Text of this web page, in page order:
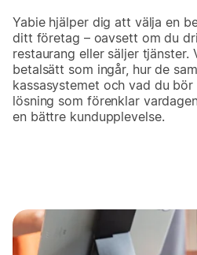
Yabie hjälper dig att välja en
ditt företag – oavsett om du
restaurang eller säljer tjänster.
betalsätt som ingår, hur de
kassasystemet och vad du
lösning som förenklar
en bättre kundupplevelse.